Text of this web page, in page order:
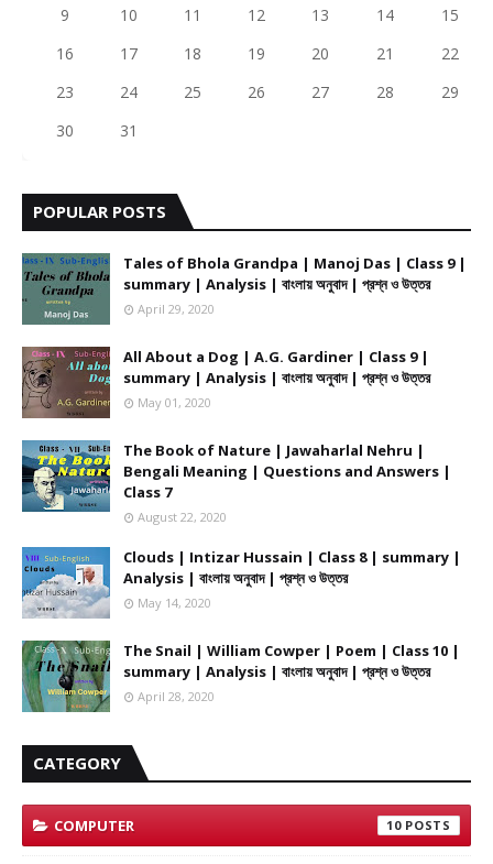
9 10 11 12 13 14
15
16
17 18 19 20 21
22
23
24 25 26 27 28
29
30
31
POPULAR POSTS
Tales of Bhola Grandpa | Manoj Das | Class 9 |
summary | Analysis | বাংলায় অনুবাদ | প্রশ্ন ও উত্তর
April 29, 2020
All About a Dog | A.G. Gardiner | Class 9 |
summary | Analysis | বাংলায় অনুবাদ | প্রশ্ন ও উত্তর
May 01, 2020
The Book of Nature | Jawaharlal Nehru |
Bengali Meaning | Questions and Answers |
Class 7
August 22, 2020
Clouds | Intizar Hussain | Class 8 | summary |
Analysis | বাংলায় অনুবাদ | প্রশ্ন ও উত্তর
May 14, 2020
The Snail | William Cowper | Poem | Class 10 |
summary | Analysis | বাংলায় অনুবাদ | প্রশ্ন ও উত্তর
April 28, 2020
CATEGORY
COMPUTER 10